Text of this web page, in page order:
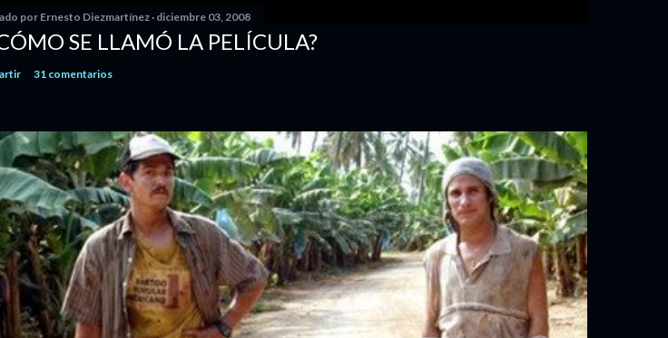
porErnesto Diezmartínez diciembre 03, 2008
SE LLAMÓ LA PELÍCULA?
31 comentarios